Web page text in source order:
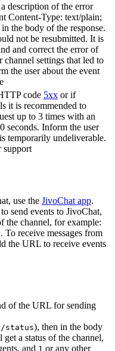
description of the error
Content-Type: text/plain;
the body of the response.
not be resubmitted. It is
and correct the error of
channel settings that led to
the user about the event
code 5xx or if
it is recommended to
up to 3 times with an
seconds. Inform the user
temporarily undeliverable.
support
use the JivoChat app.
send events to JivoChat,
the channel, for example:
. To receive messages from
the URL to receive events
of the URL for sending
status), then in the body
a status of the channel,
and 1 or any other